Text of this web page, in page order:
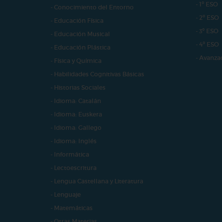
- Conocimiento del Entorno
- Educación Física
- Educación Musical
- Educación Plástica
- Física y Química
- Habilidades Cognitivas Básicas
- Historias Sociales
- Idioma: Catalán
- Idioma: Euskera
- Idioma: Gallego
- Idioma: Inglés
- Informática
- Lectoescritura
- Lengua Castellana y Literatura
- Lenguaje
- Matemáticas
- 1º ESO
- 2º ESO
- 3º ESO
- 4º ESO
-